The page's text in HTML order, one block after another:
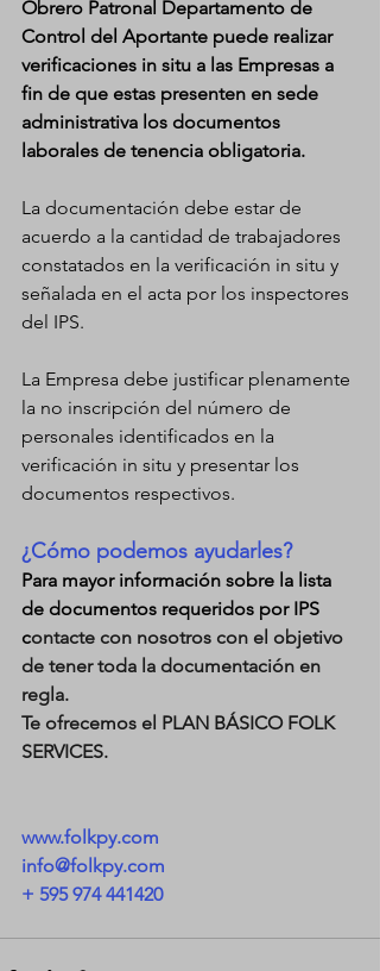
Obrero Patronal Departamento de
Control del Aportante puede realizar
verificaciones in situ a las Empresas a
fin de que estas presenten en sede
administrativa los documentos
laborales de tenencia obligatoria.
La documentación debe estar de
acuerdo a la cantidad de trabajadores
constatados en la verificación in situ y
señalada en el acta por los inspectores
del IPS.
La Empresa debe justificar plenamente
la no inscripción del número de
personales identificados en la
verificación in situ y presentar los
documentos respectivos.
¿Cómo podemos ayudarles?
Para mayor información sobre la lista
de documentos requeridos por IPS
contacte con nosotros con el objetivo
de tener toda la documentación en
regla.
Te ofrecemos el PLAN BÁSICO FOLK
SERVICES.
www.folkpy.com
info@folkpy.com
+ 595 974 441420